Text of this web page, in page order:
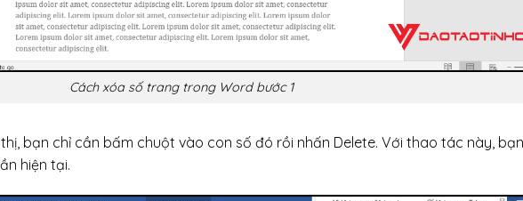
Cách xóa số trang trong Word bước 1
bạn chỉ cần bấm chuột vào con số đó rồi nhấn Delete. Với thao tác này,
hiện tại.